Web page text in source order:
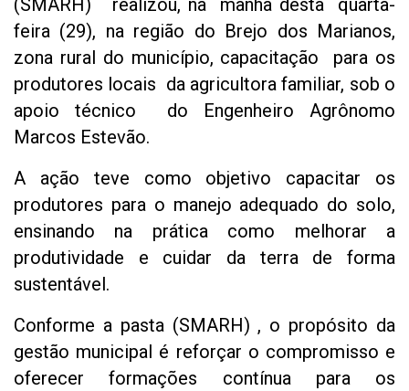
feira (29), na região do Brejo dos Marianos,
zona rural do município, capacitação para os
produtores locais da agricultora familiar, sob o
apoio técnico do Engenheiro Agrônomo
Marcos Estevão.
A ação teve como objetivo capacitar os
produtores para o manejo adequado do solo,
ensinando na prática como melhorar a
produtividade e cuidar da terra de forma
sustentável.
Conforme a pasta (SMARH) , o propósito da
gestão municipal é reforçar o compromisso e
oferecer formações contínua para os